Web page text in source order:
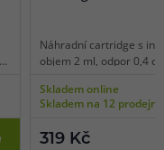
Náhradní cartridge s
objem 2 ml, odpor 0,4
pro MTL a RDL vaping,
Skladem online
Skladem na 12
319 Kč